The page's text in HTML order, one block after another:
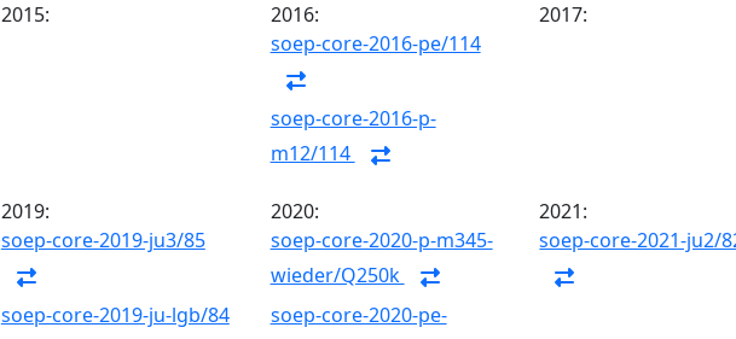
2015:
2016:
soep-core-2016-pe/114
soep-core-2016-p-
m12/114
2017:
2019:
soep-core-2019-ju3/85
soep-core-2019-ju-lgb/84
2020:
soep-core-2020-p-m345-
wieder/Q250k
soep-core-2020-pe-
2021:
soep-core-2021-ju2/